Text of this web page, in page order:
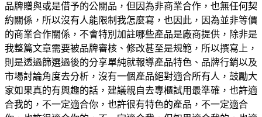
品牌贈與或是借予的公關品，但因為非商業合作，也無任何契
約關係，所以沒有人能限制我怎麼寫，也因此，因為並非等價
的商業合作關係，不會特別加註哪些產品是廠商提供，除非是
我整篇文章需要被品牌審核、修改甚至是規範，所以撰寫上，
則是透過篩選過後的分享單純就報導產品特色、品牌行銷以及
市場討論角度去分析，沒有一個產品絕對適合所有人，鼓勵大
家如果真的有興趣的話，建議親自去專櫃試用最準確，也許適
合我的，不一定適合你，也許很有特色的產品，不一定適合